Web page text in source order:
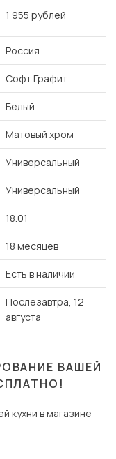
1 955 рублей
Россия
Софт Графит
Белый
Матовый хром
Универсальный
Универсальный
18.01
18 месяцев
Есть в наличии
Послезавтра, 12
августа
ВАШЕЙ